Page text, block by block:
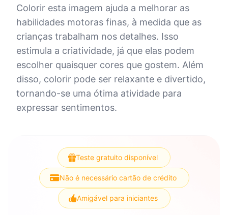
Colorir esta imagem ajuda a melhorar as
habilidades motoras finas, à medida que as
crianças trabalham nos detalhes. Isso
estimula a criatividade, já que elas podem
escolher quaisquer cores que gostem. Além
disso, colorir pode ser relaxante e divertido,
tornando-se uma ótima atividade para
expressar sentimentos.
Teste gratuito disponível
Não é necessário cartão de crédito
Amigável para iniciantes